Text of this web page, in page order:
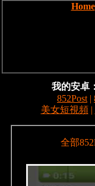
Home
我的安卓：
852Post |
美女短視頻|
全部